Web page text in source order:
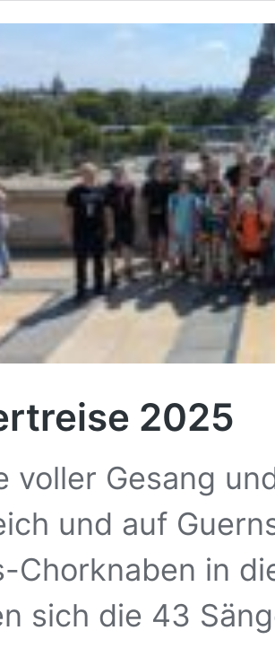
2025
voller Gesang
und auf
Chorknaben in
sich die 43